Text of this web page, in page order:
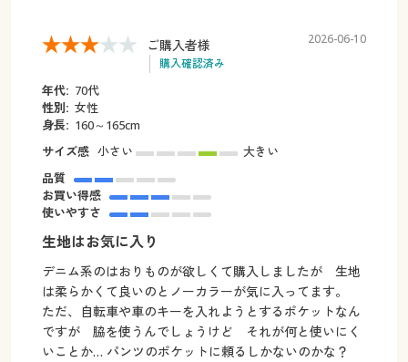
ご購入者様
購入確認済み
2026-06-10
年代: 70代
性別: 女性
身長: 160～165cm
サイズ感 小さい
大きい
品質
お買い得感
使いやすさ
生地はお気に入り
デニム系のはおりものが欲しくて購入しましたが 生地
は柔らかくて良いのとノーカラーが気に入ってます。
ただ、自転車や車のキーを入れようとするポケットなん
ですが 脇を使うんでしょうけど それが何と使いにく
いことか… パンツのポケットに頼るしかないのかな？